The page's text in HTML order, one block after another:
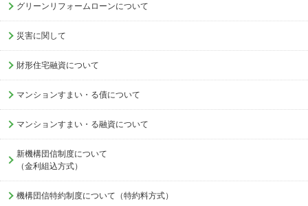
グリーンリフォームローンについて
災害に関して
財形住宅融資について
マンションすまい・る債について
マンションすまい・る融資について
新機構団信制度について
（金利組込方式）
機構団信特約制度について（特約料方式）